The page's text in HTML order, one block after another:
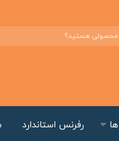
رفرنس استاندارد